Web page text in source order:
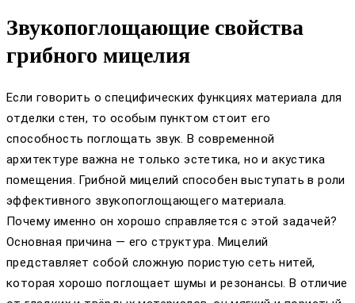
Звукопоглощающие свойства
грибного мицелия
Если говорить о специфических функциях материала для
отделки стен, то особым пунктом стоит его
способность поглощать звук. В современной
архитектуре важна не только эстетика, но и акустика
помещения. Грибной мицелий способен выступать в роли
эффективного звукопоглощающего материала.
Почему именно он хорошо справляется с этой задачей?
Основная причина — его структура. Мицелий
представляет собой сложную пористую сеть нитей,
которая хорошо поглощает шумы и резонансы. В отличие